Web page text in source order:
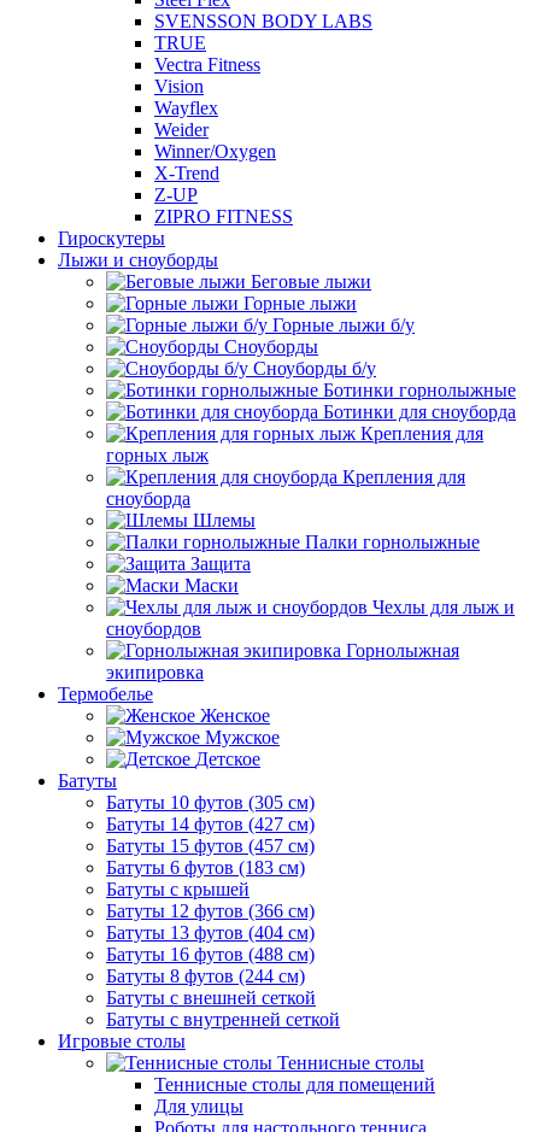
SVENSSON BODY LABS
TRUE
Vectra Fitness
Vision
Wayflex
Weider
Winner/Oxygen
X-Trend
Z-UP
ZIPRO FITNESS
Гироскутеры
Лыжи и сноуборды
Беговые лыжи
Горные лыжи
Горные лыжи б/у
Сноуборды
Сноуборды б/у
Ботинки горнолыжные
Ботинки для сноуборда
Крепления для
горных лыж
Крепления для
сноуборда
Шлемы
Палки горнолыжные
Защита
Маски
Чехлы для лыж и
сноубордов
Горнолыжная
экипировка
Термобелье
Женское
Мужское
Детское
Батуты
Батуты 10 футов (305 см)
Батуты 14 футов (427 см)
Батуты 15 футов (457 см)
Батуты 6 футов (183 см)
Батуты с крышей
Батуты 12 футов (366 см)
Батуты 13 футов (404 см)
Батуты 16 футов (488 см)
Батуты 8 футов (244 см)
Батуты с внешней сеткой
Батуты с внутренней сеткой
Игровые столы
Теннисные столы
Теннисные столы для помещений
Для улицы
Роботы для настольного тенниса